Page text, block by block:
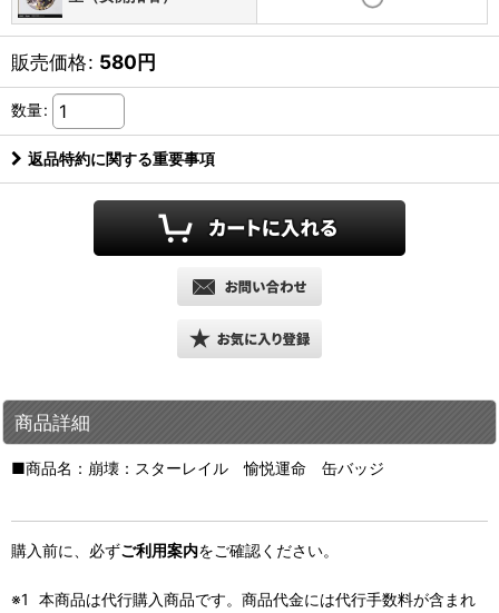
販売価格: 580円
数量:
返品特約に関する重要事項
商品詳細
■商品名：崩壊：スターレイル 愉悦運命 缶バッジ
購入前に、必ずご利用案内をご確認ください。
本商品は代行購入商品です。商品代金には代行手数料が含まれ